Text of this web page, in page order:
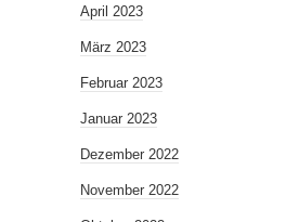
April 2023
März 2023
Februar 2023
Januar 2023
Dezember 2022
November 2022